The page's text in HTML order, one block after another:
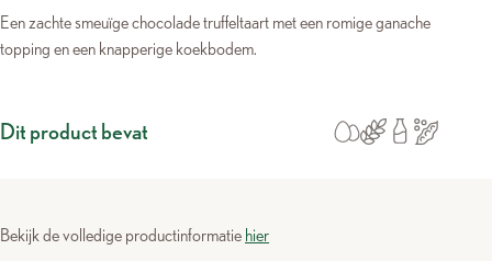
Een zachte smeuïge chocolade truffeltaart met een romige ganache
topping en een knapperige koekbodem.
Dit product bevat
Bekijk de volledige productinformatie hier